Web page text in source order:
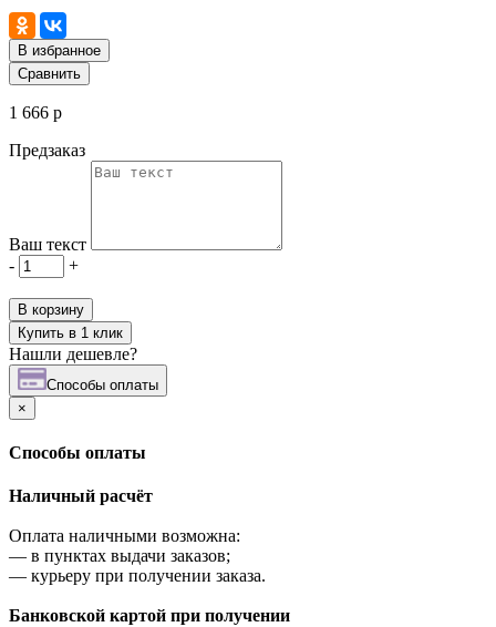
В избранное
Сравнить
1 666 р
Предзаказ
Ваш текст
-
+
В корзину
Купить в 1 клик
Нашли дешевле?
Cпособы оплаты
×
Cпособы оплаты
Наличный расчёт
Оплата наличными возможна:
— в пунктах выдачи заказов;
— курьеру при получении заказа.
Банковской картой при получении